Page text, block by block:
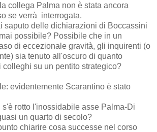
collega Palma non è stata ancora
se verrà interrogata.
saputo delle dichiarazioni di Boccassini
possibile? Possibile che in un
di eccezionale gravità, gli inquirenti (o
sia tenuto all'oscuro di quanto
colleghi su un pentito strategico?
evidentemente Scarantino è stato
s'è rotto l'inossidabile asse Palma-Di
un quarto di secolo?
chiarire cosa successe nel corso